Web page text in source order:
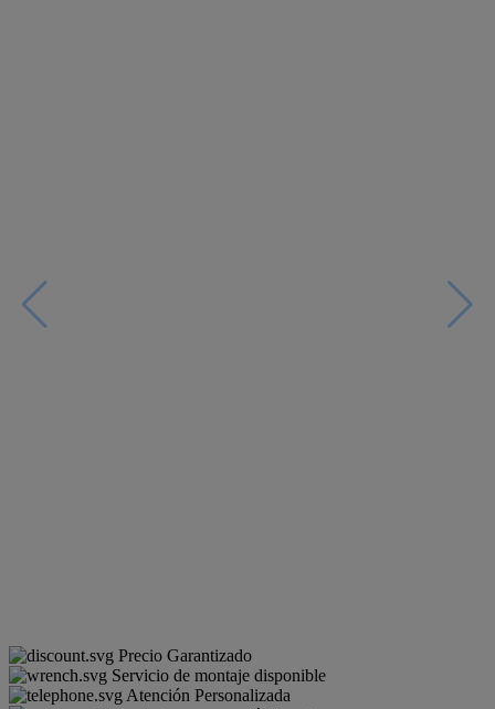
Precio Garantizado
Servicio de montaje disponible
Atención Personalizada